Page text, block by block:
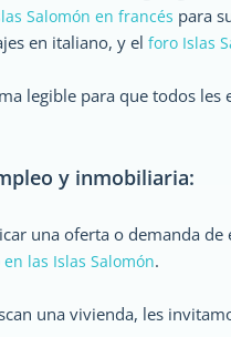
Salomón en francés para
en italiano, y el foro Islas
legible para que todos les
y inmobiliaria:
una oferta o demanda
las Islas Salomón.
una vivienda, les